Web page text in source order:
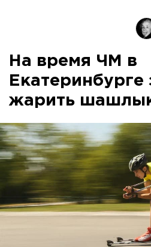
На время ЧМ в
Екатеринбурге
жарить